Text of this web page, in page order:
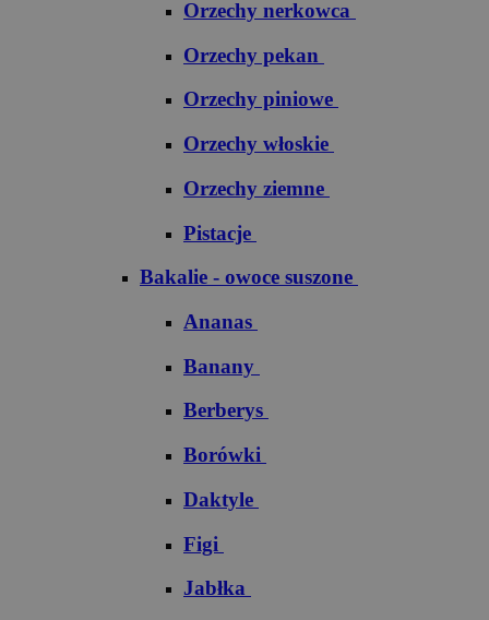
Orzechy nerkowca
Orzechy pekan
Orzechy piniowe
Orzechy włoskie
Orzechy ziemne
Pistacje
Bakalie - owoce suszone
Ananas
Banany
Berberys
Borówki
Daktyle
Figi
Jabłka